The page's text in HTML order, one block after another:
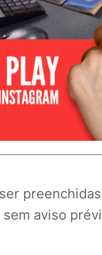
aviso